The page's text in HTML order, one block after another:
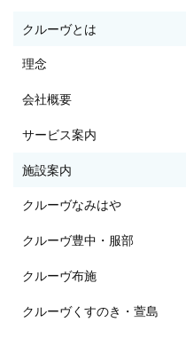
クルーヴとは
理念
会社概要
サービス案内
施設案内
クルーヴなみはや
クルーヴ豊中・服部
クルーヴ布施
クルーヴくすのき・萱島